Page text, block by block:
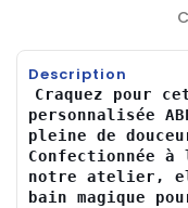
Description
Craquez pour
personnalisée
pleine de
Confectionnée à
notre atelier,
bain magique